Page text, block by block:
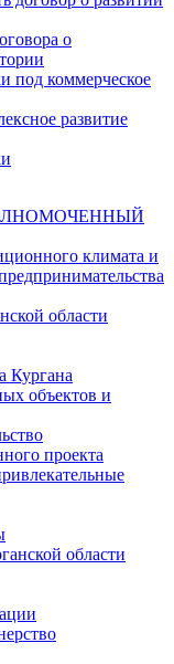
о
под коммерческое
развитие
климата и
области
Кургана
объектов и
проекта
области